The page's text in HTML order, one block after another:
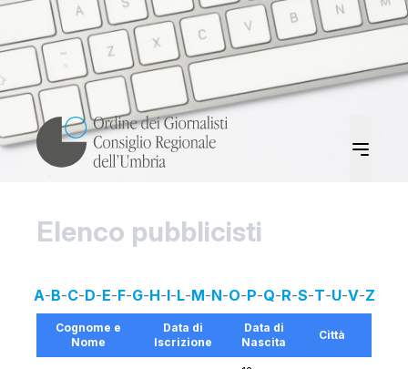
Elenco pubblicisti
A-B-C-D-E-F-G-H-I-L-M-N-O-P-Q-R-S-T-U-V-Z
Cognome e
Nome
Data di
Iscrizione
Data di
Nascita
Città